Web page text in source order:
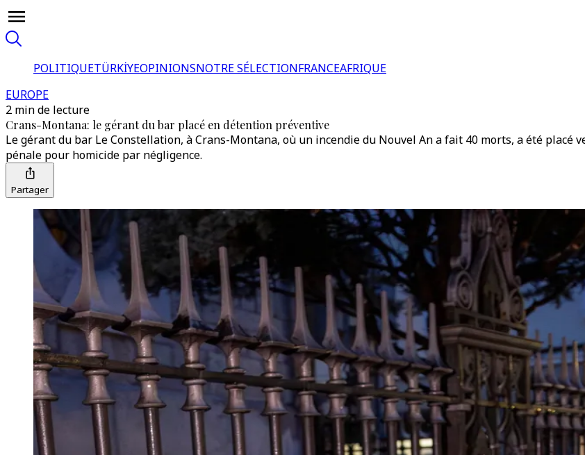
POLITIQUETÜRKİYEOPINIONSNOTRE SÉLECTIONFRANCEAFRIQUE
EUROPE
2 min de lecture
Crans-Montana: le gérant du bar placé en détention préventive
Le gérant du bar Le Constellation, à Crans-Montana, où un incendie du Nouvel An a fait 40 morts, a été placé
pénale pour homicide par négligence.
Partager